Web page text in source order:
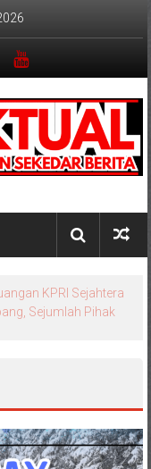
KPRI Sejahtera
Sejumlah Pihak